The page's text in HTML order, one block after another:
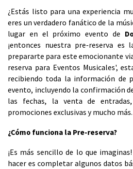
¿Estás listo para una experiencia
eres un verdadero fanático de la
lugar en el próximo evento de
¡entonces nuestra pre-reserva es
prepararte para este emocionante
reserva para Eventos Musicales',
recibiendo toda la información de
evento, incluyendo la confirmación
las fechas, la venta de entradas,
promociones exclusivas y mucho más.
¿Cómo funciona la Pre-reserva?
¡Es más sencillo de lo que
hacer es completar algunos datos